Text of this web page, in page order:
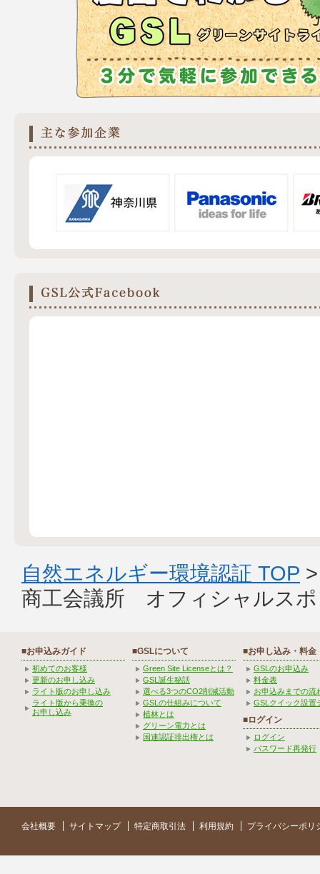
自然エネルギー環境認証 TOP
商工会議所 オフィシャルスポ
■お申込みガイド
初めてのお客様
更新のお申し込み
ライト版のお申し込み
ライト版から乗換の
お申し込み
■GSLについて
Green Site Licenseとは？
GSL誕生秘話
選べる3つのCO2削減活動
GSLの仕組みについて
植林とは
グリーン電力とは
国連認証排出権とは
■お申し込み・料金
GSLのお申込み
料金表
お申込みまでの流
GSLクイック設置
■ログイン
ログイン
パスワード再発行
会社概要 サイトマップ 特定商取引法 利用規約 プライバシーポリ